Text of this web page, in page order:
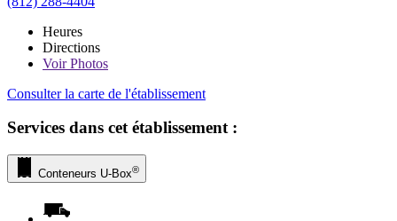
Heures
Directions
VoirPhotos
Consulter la carte de l'établissement
Services dans cet établissement :
Conteneurs U-Box®